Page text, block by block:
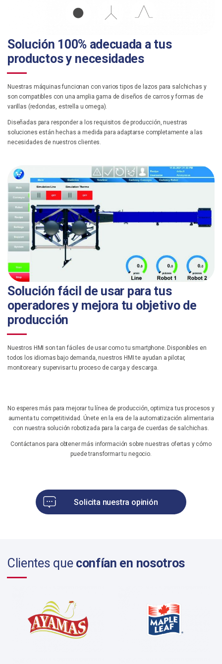
Solución 100% adecuada a tus
productos y necesidades
Nuestras máquinas funcionan con varios tipos de lazos para salchichas y
son compatibles con una amplia gama de diseños de carros y formas de
varillas (redondas, estrella u omega).
Diseñadas para responder a los requisitos de producción, nuestras
soluciones están hechas a medida para adaptarse completamente a las
necesidades de nuestros clientes.
Solución fácil de usar para tus
operadores y mejora tu objetivo de
producción
Nuestros HMI son tan fáciles de usar como tu smartphone. Disponibles en
todos los idiomas bajo demanda, nuestros HMI te ayudan a pilotar,
monitorear y supervisar tu proceso de carga y descarga.
No esperes más para mejorar tu línea de producción, optimiza tus procesos y
aumenta tu competitividad. Únete en la era de la automatización alimentaria
con nuestra solución robotizada para la carga de cuerdas de salchichas.
Contáctanos para obtener más información sobre nuestras ofertas y cómo
puede transformar tu negocio.
Solicita nuestra opinión
Clientes queconfían en nosotros